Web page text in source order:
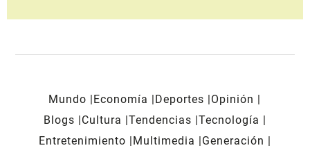
Mundo Economía Deportes
Opinión
Blogs
Cultura Tendencias Tecnología
Entretenimiento
Multimedia
Generación